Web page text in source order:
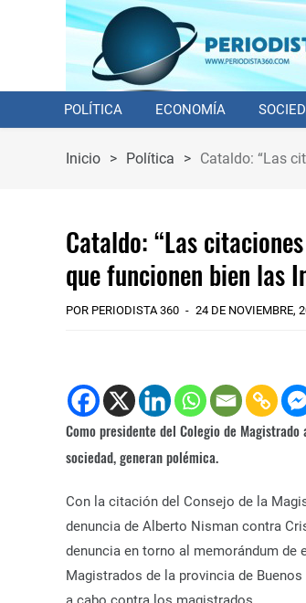
POLÍTICA ECONOMÍA
Inicio > Política > Cataldo: “Las
Cataldo: “Las
que funcionen bien las
POR PERIODISTA 360 24 DE NOVIEMBRE,
Como presidente del Colegio de
sociedad, generan polémica.
Con la citación del Consejo de la
denuncia de Alberto Nisman contra
denuncia en torno al memorándum de
Magistrados de la provincia de